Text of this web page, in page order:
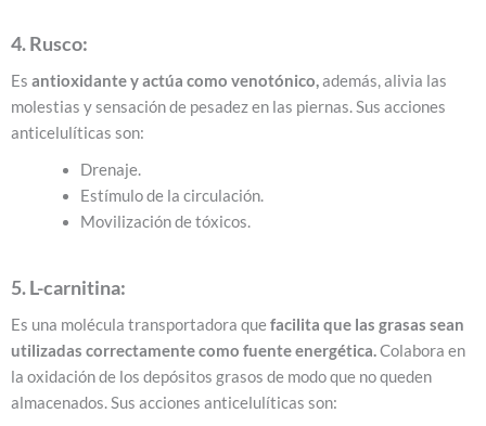
4. Rusco:
Es antioxidante y actúa como venotónico,además, alivia las
molestias y sensación de pesadez en las piernas.Sus acciones
anticelulíticas son:
Drenaje.
Estímulo de la circulación.
Movilización de tóxicos.
5. L-carnitina:
Es una molécula transportadora quefacilita que las grasas sean
utilizadas correctamente como fuente energética.Colabora en
la oxidación de los depósitos grasos de modo que no queden
almacenados.Sus acciones anticelulíticas son: